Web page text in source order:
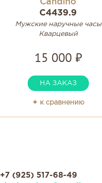
C4439.9
Мужские наручные часы
Кварцевый
15 000 ₽
НА ЗАКАЗ
✦ к сравнению
+7 (925) 517-68-49